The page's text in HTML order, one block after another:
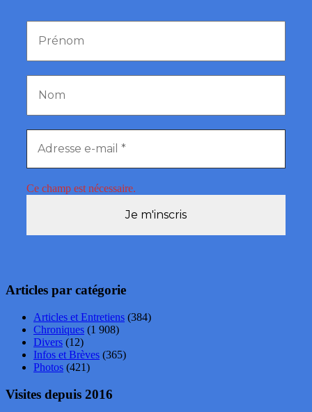
Ce champ est nécessaire.
Articles par catégorie
Articles et Entretiens (384)
Chroniques (1 908)
Divers (12)
Infos et Brèves (365)
Photos (421)
Visites depuis 2016